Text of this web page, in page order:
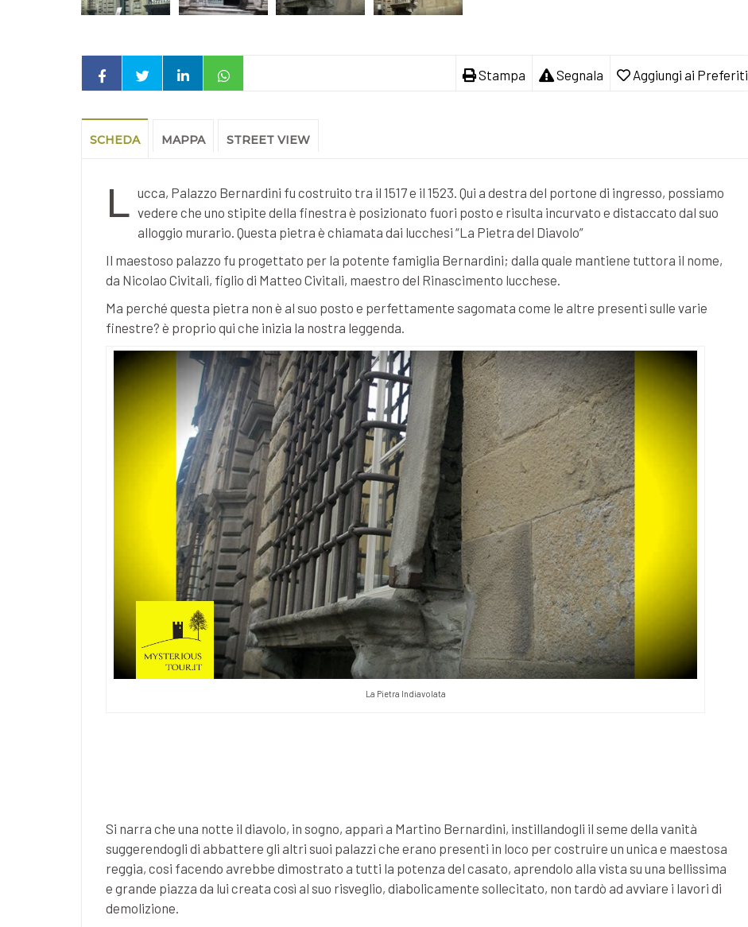
Aggiungi ai Preferiti
Segnala
Stampa
SCHEDA MAPPA STREET VIEW
L ucca, Palazzo Bernardini fu costruito tra il 1517 e il 1523. Qui a destra del portone di ingresso, possiamo
vedere che uno stipite della finestra è posizionato fuori posto e risulta incurvato e distaccato dal suo
alloggio murario. Questa pietra è chiamata dai lucchesi “La Pietra del Diavolo”
Il maestoso palazzo fu progettato per la potente famiglia Bernardini; dalla quale mantiene tuttora il nome,
da Nicolao Civitali, figlio di Matteo Civitali, maestro del Rinascimento lucchese.
Ma perché questa pietra non è al suo posto e perfettamente sagomata come le altre presenti sulle varie
finestre? è proprio qui che inizia la nostra leggenda.
La Pietra Indiavolata
Si narra che una notte il diavolo, in sogno, apparì a Martino Bernardini, instillandogli il seme della vanità
suggerendogli di abbattere gli altri suoi palazzi che erano presenti in loco per costruire un unica e maestosa
reggia, cosi facendo avrebbe dimostrato a tutti la potenza del casato, aprendolo alla vista su una bellissima
e grande piazza da lui creata così al suo risveglio, diabolicamente sollecitato, non tardò ad avviare i lavori di
demolizione.